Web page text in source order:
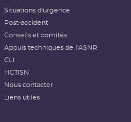
Situations d'urgence
Post-accident
Conseils et comités
Appuis techniques de l'ASNR
CLI
HCTISN
Nous contacter
Liens utiles